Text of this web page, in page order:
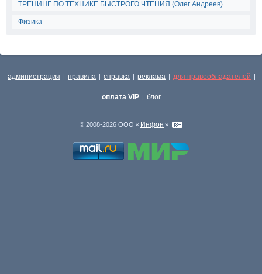
ТРЕНИНГ ПО ТЕХНИКЕ БЫСТРОГО ЧТЕНИЯ (Олег Андреев)
Физика
администрация | правила | справка | реклама | для правообладателей |
оплата VIP | блог
© 2008-2026 ООО « Инфон »